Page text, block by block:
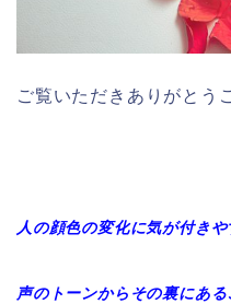
ご覧いただきありがとう
人の顔色の変化に気が付きや
声のトーンからその裏にあ